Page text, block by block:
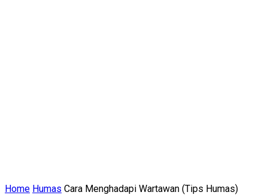
Home Humas Cara Menghadapi Wartawan (Tips Humas)